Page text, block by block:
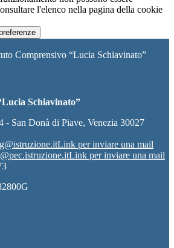
l'elenco nella pagina della cookie
Comprensivo “Lucia Schiavinato”
Schiavinato”
- San Donà di Piave, Venezia 30027
Link per inviare una mail
Link per inviare una mail